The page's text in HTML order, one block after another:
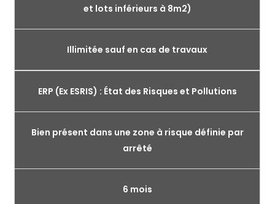
et lots inférieurs à 8m2)
Illimitée sauf en cas de travaux
ERP (Ex ESRIS) : État des Risques et Pollutions
Bien présent dans une zone à risque définie par
arrêté
6 mois